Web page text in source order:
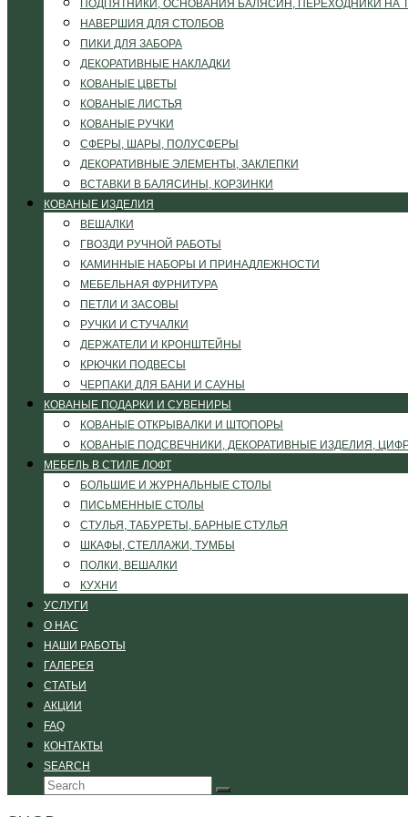
ПОДПЯТНИКИ, ОСНОВАНИЯ БАЛЯСИН, ПЕРЕХОДНИКИ НА
НАВЕРШИЯ ДЛЯ СТОЛБОВ
ПИКИ ДЛЯ ЗАБОРА
ДЕКОРАТИВНЫЕ НАКЛАДКИ
КОВАНЫЕ ЦВЕТЫ
КОВАНЫЕ ЛИСТЬЯ
КОВАНЫЕ РУЧКИ
СФЕРЫ, ШАРЫ, ПОЛУСФЕРЫ
ДЕКОРАТИВНЫЕ ЭЛЕМЕНТЫ, ЗАКЛЕПКИ
ВСТАВКИ В БАЛЯСИНЫ, КОРЗИНКИ
КОВАНЫЕ ИЗДЕЛИЯ
ВЕШАЛКИ
ГВОЗДИ РУЧНОЙ РАБОТЫ
КАМИННЫЕ НАБОРЫ И ПРИНАДЛЕЖНОСТИ
МЕБЕЛЬНАЯ ФУРНИТУРА
ПЕТЛИ И ЗАСОВЫ
РУЧКИ И СТУЧАЛКИ
ДЕРЖАТЕЛИ И КРОНШТЕЙНЫ
КРЮЧКИ ПОДВЕСЫ
ЧЕРПАКИ ДЛЯ БАНИ И САУНЫ
КОВАНЫЕ ПОДАРКИ И СУВЕНИРЫ
КОВАНЫЕ ОТКРЫВАЛКИ И ШТОПОРЫ
КОВАНЫЕ ПОДСВЕЧНИКИ, ДЕКОРАТИВНЫЕ ИЗДЕЛИЯ,
МЕБЕЛЬ В СТИЛЕ ЛОФТ
БОЛЬШИЕ И ЖУРНАЛЬНЫЕ СТОЛЫ
ПИСЬМЕННЫЕ СТОЛЫ
СТУЛЬЯ, ТАБУРЕТЫ, БАРНЫЕ СТУЛЬЯ
ШКАФЫ, СТЕЛЛАЖИ, ТУМБЫ
ПОЛКИ, ВЕШАЛКИ
КУХНИ
УСЛУГИ
О НАС
НАШИ РАБОТЫ
ГАЛЕРЕЯ
СТАТЬИ
АКЦИИ
FAQ
КОНТАКТЫ
SEARCH
Search
Submit